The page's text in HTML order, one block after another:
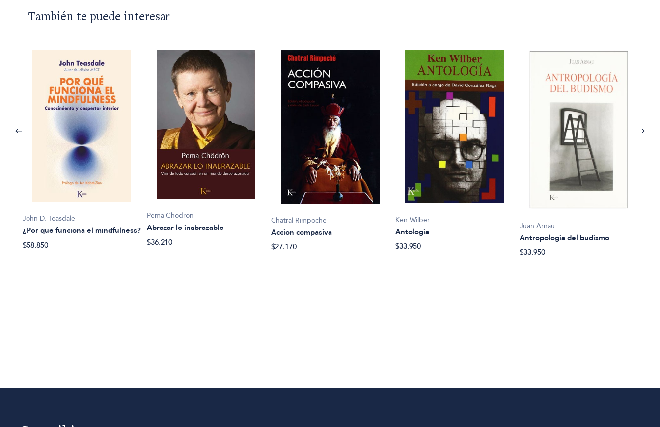
También te puede interesar
John D. Teasdale
¿Por qué funciona el mindfulness?
$58.850
Pema Chodron
Abrazar lo inabrazable
$36.210
Chatral Rimpoche
Accion compasiva
$27.170
Ken Wilber
Antologia
$33.950
Juan Arnau
Antropologia del budismo
$33.950